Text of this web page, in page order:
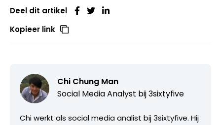
Deel dit artikel
Kopieer link
Chi Chung Man
Social Media Analyst bij3sixtyfive
Chi werkt als social media analist bij 3sixtyfive. Hij